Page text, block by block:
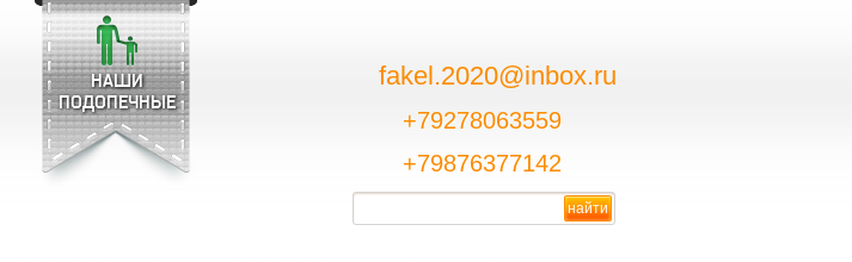
НАШИ
ПОДОПЕЧНЫЕ
fakel.2020@inbox.ru
+79278063559
+79876377142